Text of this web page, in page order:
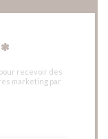
*
recevoir des
marketing par